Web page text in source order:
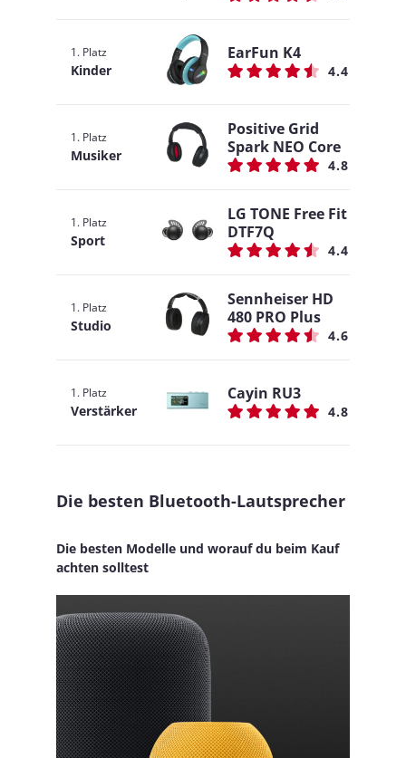
1. Platz
Kinder
EarFun K4
4.4
1. Platz
Musiker
Positive Grid
Spark NEO Core
4.8
1. Platz
Sport
LG TONE Free Fit
DTF7Q
4.4
1. Platz
Studio
Sennheiser HD
480 PRO Plus
4.6
1. Platz
Verstärker
Cayin RU3
4.8
Die besten Bluetooth-Lautsprecher
Die besten Modelle und worauf du beim Kauf
achten solltest